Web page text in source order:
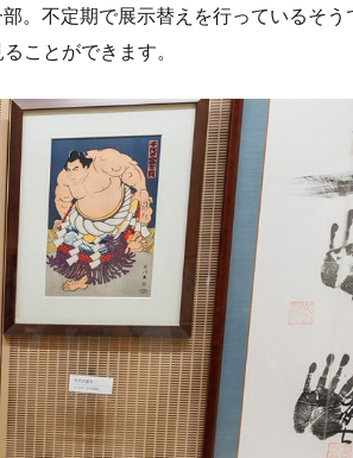
。不定期で展示替えを行っているそう
ることができます。